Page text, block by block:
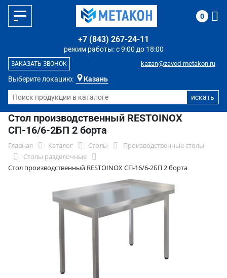
Выберите локацию: Казань
режим работы: с 9:00 до 18:00
+7 (843) 267-24-11
kazan@zavod-metakon.ru
ЗАКАЗАТЬ ЗВОНОК
0
Стол производственный RESTOINOX
СП-16/6-2БП 2 борта
Главная Каталог Столы
Производственные столы
Столы разделочные
Стол производственный RESTOINOX СП-16/6-2БП 2 борта